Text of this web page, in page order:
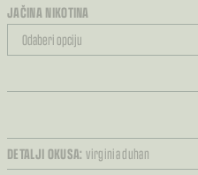
JAČINA NIKOTINA
DETALJI OKUSA: virginia duhan